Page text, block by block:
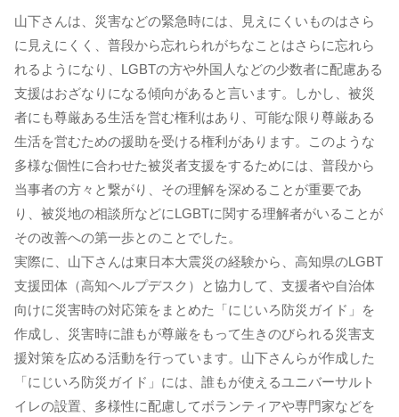
山下さんは、災害などの緊急時には、見えにくいものはさら
に見えにくく、普段から忘れられがちなことはさらに忘れら
れるようになり、LGBTの方や外国人などの少数者に配慮ある
支援はおざなりになる傾向があると言います。しかし、被災
者にも尊厳ある生活を営む権利はあり、可能な限り尊厳ある
生活を営むための援助を受ける権利があります。このような
多様な個性に合わせた被災者支援をするためには、普段から
当事者の方々と繋がり、その理解を深めることが重要であ
り、被災地の相談所などにLGBTに関する理解者がいることが
その改善への第一歩とのことでした。
実際に、山下さんは東日本大震災の経験から、高知県のLGBT
支援団体（高知ヘルプデスク）と協力して、支援者や自治体
向けに災害時の対応策をまとめた「にじいろ防災ガイド」を
作成し、災害時に誰もが尊厳をもって生きのびられる災害支
援対策を広める活動を行っています。山下さんらが作成した
「にじいろ防災ガイド」には、誰もが使えるユニバーサルト
イレの設置、多様性に配慮してボランティアや専門家などを